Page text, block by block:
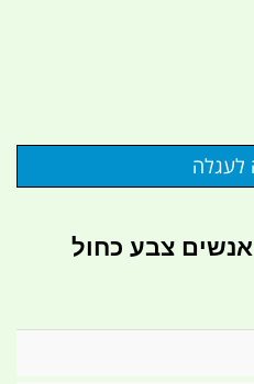
אוהל חגור גלבוע 12 אנשים צבע כחול